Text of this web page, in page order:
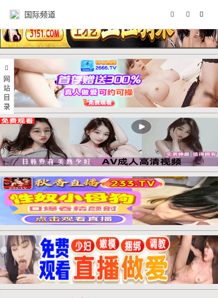
国际频道
网站目录